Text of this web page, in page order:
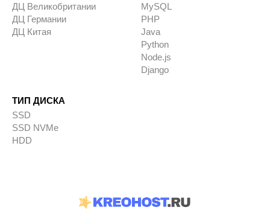
ДЦ Великобритании
ДЦ Германии
ДЦ Китая
MySQL
PHP
Java
Python
Node.js
Django
ТИП ДИСКА
SSD
SSD NVMe
HDD